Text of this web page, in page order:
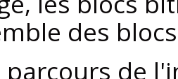
des
parcours de